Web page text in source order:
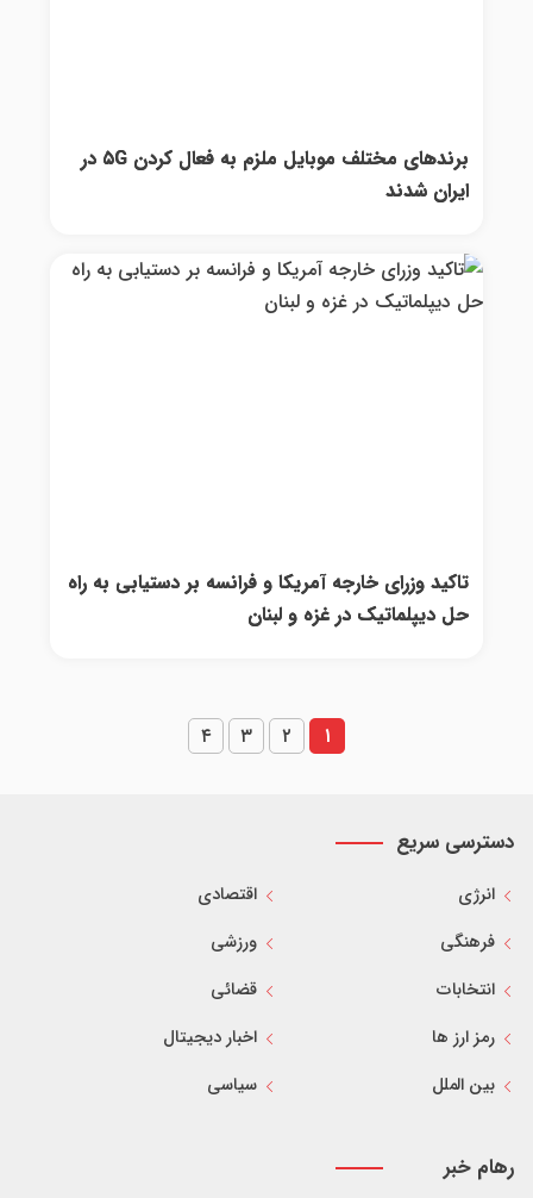
برندهای مختلف موبایل ملزم به فعال کردن ۵G در
ایران شدند
تاکید وزرای خارجه آمریکا و فرانسه بر دستیابی به راه‌
حل دیپلماتیک در غزه و لبنان
۱ ۲ ۳ ۴
دسترسی سریع
انرژی
اقتصادی
فرهنگی
ورزشی
انتخابات
قضائی
رمز ارز ها
اخبار دیجیتال
بین الملل
سیاسی
رهام خبر